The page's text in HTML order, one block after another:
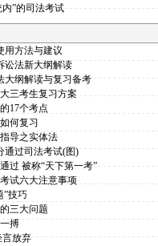
”的司法考试
用方法与建议
讼法新大纲解读
大纲解读与复习备考
三考生复习方案
17个考点
何复习
导之实体法
通过司法考试(图)
过 被称“天下第一考”
试六大注意事项
”技巧
三大问题
搏
放弃